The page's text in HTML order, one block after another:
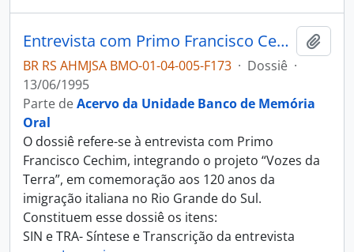
Entrevista com Primo Francisco Cechim
BR RS AHMJSA BMO-01-04-005-F173 · Dossiê ·
13/06/1995
Parte deAcervo da Unidade Banco de Memória
Oral
O dossiê refere-se à entrevista com Primo
Francisco Cechim, integrando o projeto “Vozes da
Terra”, em comemoração aos 120 anos da
imigração italiana no Rio Grande do Sul.
Constituem esse dossiê os itens:
SIN e TRA- Síntese e Transcrição da entrevista